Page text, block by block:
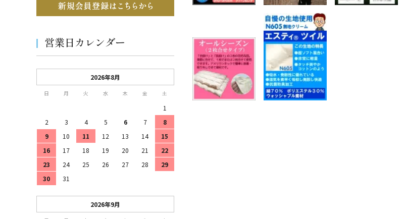
営業日カレンダー
2026年8月
日 月 火 水 木 金 土
1
2
3 4 5 6 7
8
9
10 11 12 13 14
15
16
17 18 19 20 21
22
23
24 25 26 27 28
29
30
31
2026年9月